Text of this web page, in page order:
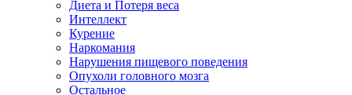
Диета и Потеря веса
Интеллект
Курение
Наркомания
Нарушения пищевого поведения
Опухоли головного мозга
Остальное